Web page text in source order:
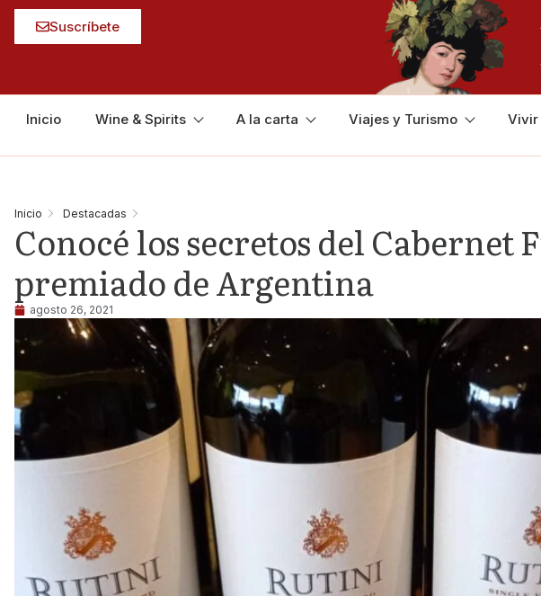
Suscríbete
Inicio Wine & Spirits A la carta Viajes y Turismo Vivir
Inicio Destacadas
Conocé los secretos del Cabernet
premiado de Argentina
agosto 26, 2021